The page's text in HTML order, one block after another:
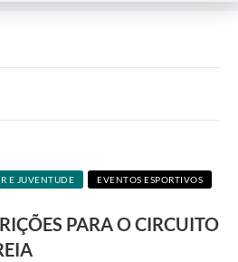
E JUVENTUDE EVENTOS ESPORTIVOS
PARA O CIRCUITO